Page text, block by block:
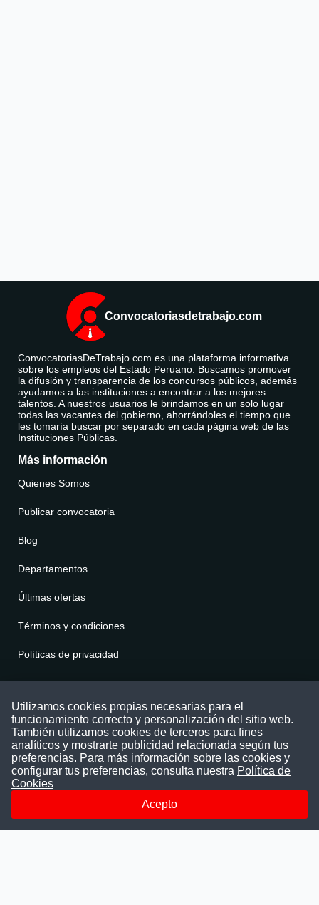
Convocatoriasdetrabajo.com
ConvocatoriasDeTrabajo.com es una plataforma informativa
sobre los empleos del Estado Peruano. Buscamos promover
la difusión y transparencia de los concursos públicos, además
ayudamos a las instituciones a encontrar a los mejores
talentos. A nuestros usuarios le brindamos en un solo lugar
todas las vacantes del gobierno, ahorrándoles el tiempo que
les tomaría buscar por separado en cada página web de las
Instituciones Públicas.
Más información
Quienes Somos
Publicar convocatoria
Blog
Departamentos
Últimas ofertas
Términos y condiciones
Políticas de privacidad
Puede comunicarse con nosotros a través
nuestras redes sociales o del correo:
contacto@convocatoriasdetrabajo.com
Siguenos en:
Utilizamos cookies propias necesarias para el
funcionamiento correcto y personalización del sitio web.
También utilizamos cookies de terceros para fines
analíticos y mostrarte publicidad relacionada según tus
preferencias. Para más información sobre las cookies y
configurar tus preferencias, consulta nuestra Política de
Cookies
Acepto